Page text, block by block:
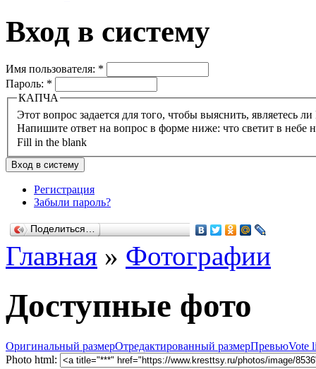
Вход в систему
Имя пользователя: *
Пароль: *
КАПЧА
Напишите ответ на вопрос в форме ниже: что светит в небе
Fill in the blank
Регистрация
Забыли пароль?
Поделиться…
Главная » Фотографии
Доступные фото
Оригинальный размерОтредактированный размерПревьюVote
Photo html: